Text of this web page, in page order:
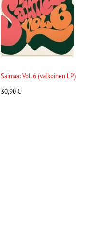
Saimaa: Vol. 6 (valkoinen LP)
30,90€